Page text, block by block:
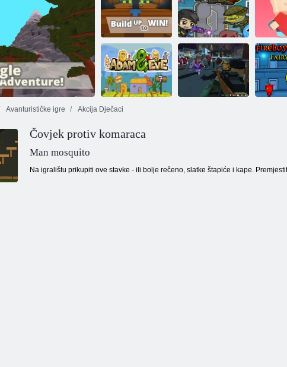
Vatra i Voda 1
Preživljavanje
piksela
Vatra i Voda 5
Usporedba: u
isto vrijeme, u
skladu s
pravilima
presude
Zombi Misija 4
Adam i Eva 7
Avanturističke igre Akcija Dječaci
Čovjek protiv komaraca
Man mosquito
Na igralištu prikupiti ove stavke - ili bolje rečeno, slatke štapiće i kape.